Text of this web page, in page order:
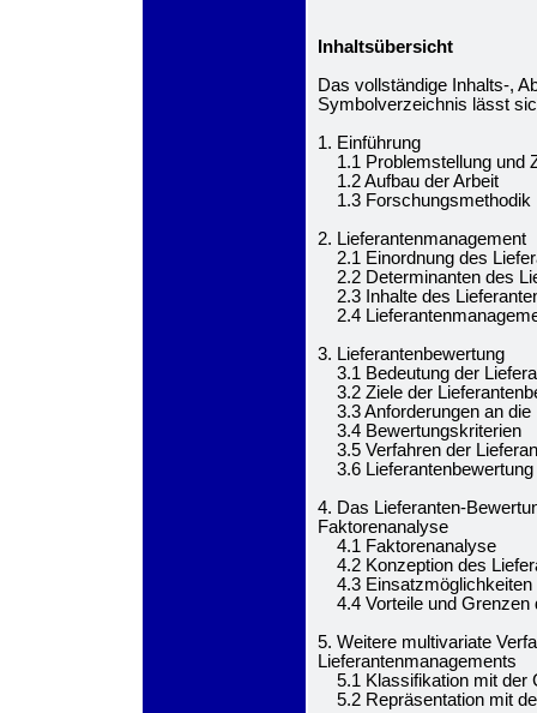
Inhaltsübersicht
Das vollständige Inhalts-,
Symbolverzeichnis lässt
1. Einführung
1.1 Problemstellung und
1.2 Aufbau der Arbeit
1.3 Forschungsmethodik
2. Lieferantenmanagement
2.1 Einordnung des
2.2 Determinanten des
2.3 Inhalte des
2.4
3. Lieferantenbewertung
3.1 Bedeutung der
3.2 Ziele der
3.3 Anforderungen an die
3.4 Bewertungskriterien
3.5 Verfahren der
3.6 Lieferantenbewertung
4. Das Lieferanten-
Faktorenanalyse
4.1 Faktorenanalyse
4.2 Konzeption des
4.3 Einsatzmöglichkeiten
4.4 Vorteile und Grenzen
5. Weitere multivariate
Lieferantenmanagements
5.1 Klassifikation mit der
5.2 Repräsentation mit